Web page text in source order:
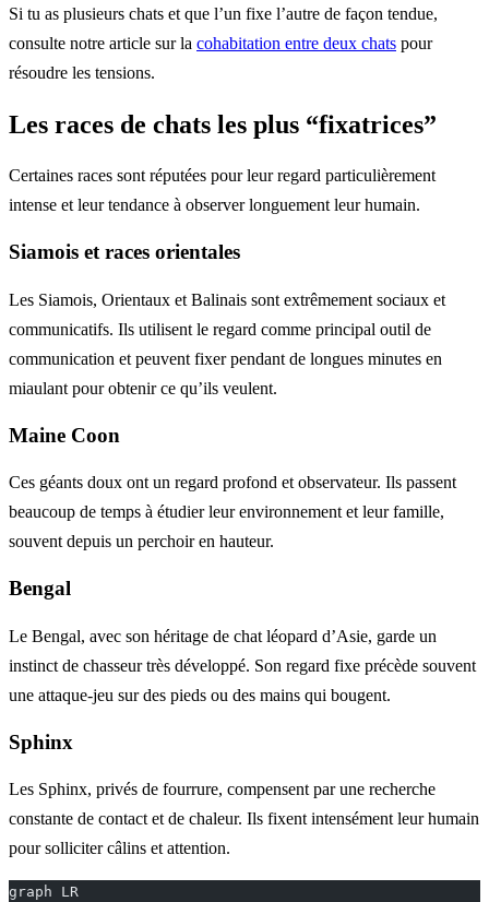
Si tu as plusieurs chats et que l’un fixe l’autre de façon tendue,
consulte notre article sur la cohabitation entre deux chats pour
résoudre les tensions.
Les races de chats les plus “fixatrices”
Certaines races sont réputées pour leur regard particulièrement
intense et leur tendance à observer longuement leur humain.
Siamois et races orientales
Les Siamois, Orientaux et Balinais sont extrêmement sociaux et
communicatifs. Ils utilisent le regard comme principal outil de
communication et peuvent fixer pendant de longues minutes en
miaulant pour obtenir ce qu’ils veulent.
Maine Coon
Ces géants doux ont un regard profond et observateur. Ils passent
beaucoup de temps à étudier leur environnement et leur famille,
souvent depuis un perchoir en hauteur.
Bengal
Le Bengal, avec son héritage de chat léopard d’Asie, garde un
instinct de chasseur très développé. Son regard fixe précède souvent
une attaque-jeu sur des pieds ou des mains qui bougent.
Sphinx
Les Sphinx, privés de fourrure, compensent par une recherche
constante de contact et de chaleur. Ils fixent intensément leur humain
pour solliciter câlins et attention.
graph LR